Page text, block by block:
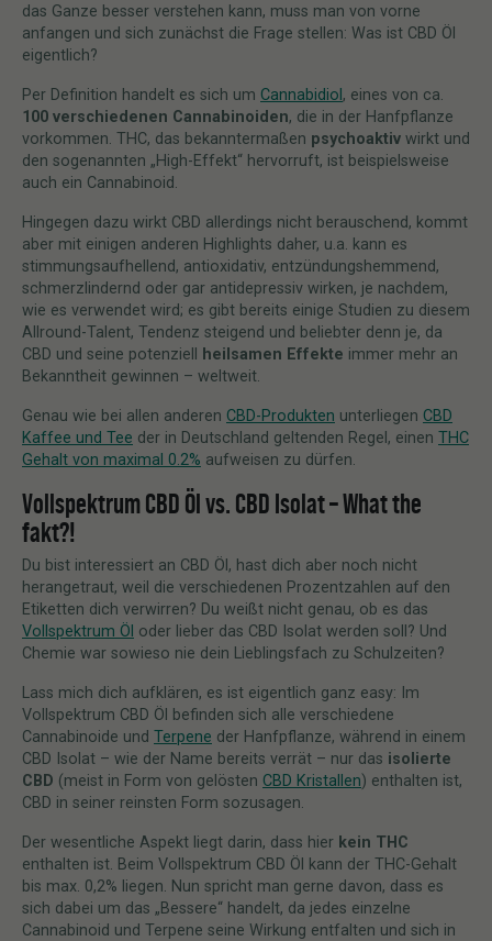
das Ganze besser verstehen kann, muss man von vorne
anfangen und sich zunächst die Frage stellen: Was ist CBD Öl
eigentlich?
Per Definition handelt es sich um Cannabidiol , eines von ca.
100 verschiedenen Cannabinoiden, die in der Hanfpflanze
vorkommen. THC, das bekanntermaßen psychoaktiv wirkt und
den sogenannten „High-Effekt“ hervorruft, ist beispielsweise
auch ein Cannabinoid.
Hingegen dazu wirkt CBD allerdings nicht berauschend, kommt
aber mit einigen anderen Highlights daher, u.a. kann es
stimmungsaufhellend, antioxidativ, entzündungshemmend,
schmerzlindernd oder gar antidepressiv wirken, je nachdem,
wie es verwendet wird; es gibt bereits einige Studien zu diesem
Allround-Talent, Tendenz steigend und beliebter denn je, da
CBD und seine potenziell
heilsamen Effekte immer mehr an
Bekanntheit gewinnen – weltweit.
Genau wie bei allen anderen CBD-Produkten unterliegen CBD
Kaffee und Tee der in Deutschland geltenden Regel, einen THC
Gehalt von maximal 0.2% aufweisen zu dürfen.
Vollspektrum CBD Öl vs. CBD Isolat – What the
fakt?!
Du bist interessiert an CBD Öl, hast dich aber noch nicht
herangetraut, weil die verschiedenen Prozentzahlen auf den
Etiketten dich verwirren? Du weißt nicht genau, ob es das
Vollspektrum Öl oder lieber das CBD Isolat werden soll? Und
Chemie war sowieso nie dein Lieblingsfach zu Schulzeiten?
Lass mich dich aufklären, es ist eigentlich ganz easy: Im
Vollspektrum CBD Öl befinden sich alle verschiedene
Cannabinoide und Terpene der Hanfpflanze, während in einem
CBD Isolat – wie der Name bereits verrät – nur das isolierte
CBD (meist in Form von gelösten CBD Kristallen) enthalten ist,
CBD in seiner reinsten Form sozusagen.
Der wesentliche Aspekt liegt darin, dass hier kein THC
enthalten ist. Beim Vollspektrum CBD Öl kann der THC-Gehalt
bis max. 0,2% liegen. Nun spricht man gerne davon, dass es
sich dabei um das „Bessere“ handelt, da jedes einzelne
Cannabinoid und Terpene seine Wirkung entfalten und sich in